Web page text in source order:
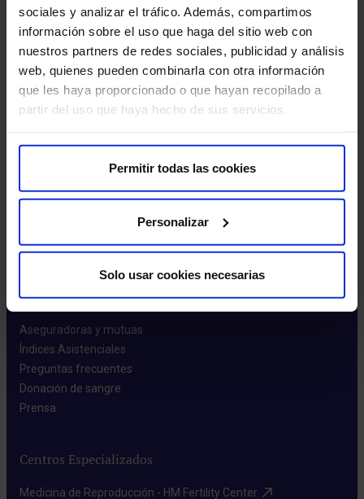
sociales y analizar el tráfico. Además, compartimos
información sobre el uso que haga del sitio web con
nuestros partners de redes sociales, publicidad y análisis
web, quienes pueden combinarla con otra información
que les haya proporcionado o que hayan recopilado a
partir del uso que haya hecho de sus servicios.
Permitir todas las cookies
Personalizar
Solo usar cookies necesarias
Más HM Hospitales
Centro Universitario CUHMED​
Instituto HM Hospitales​
Intranet HM Hospitales​
HM CINAC​
Enlaces de interés
Aseguradoras y mutuas​
Índices Asistenciales​
Preguntas frecuentes​
Donación de sangre​
Prensa​
Centros Especializados
Medicina de Reproducción - HM Fertility Center​